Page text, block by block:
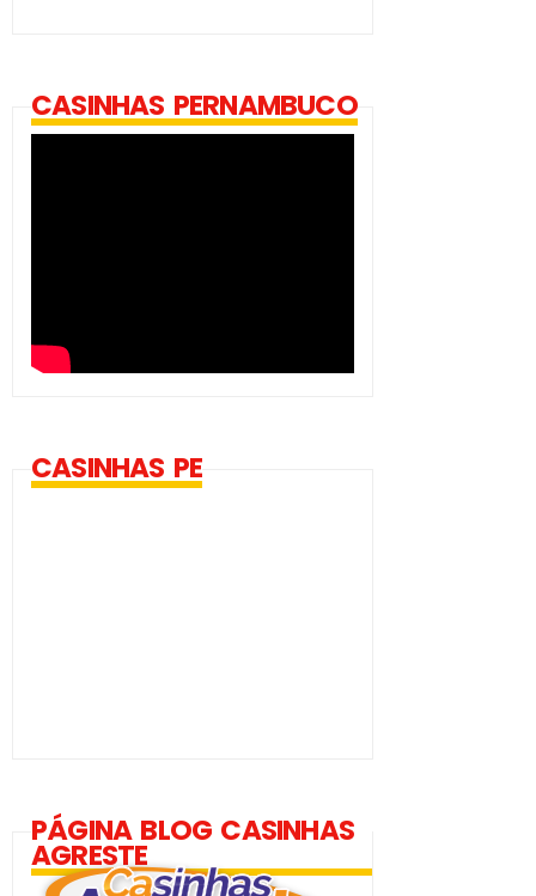
CASINHAS PERNAMBUCO
CASINHAS PE
PÁGINA BLOG CASINHAS
AGRESTE